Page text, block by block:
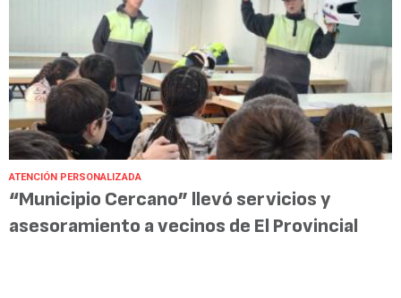
ATENCIÓN PERSONALIZADA
“Municipio Cercano” llevó servicios y
asesoramiento a vecinos de El Provincial